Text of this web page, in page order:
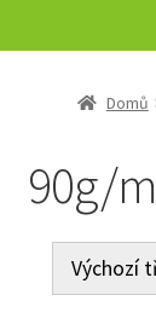
Jak nakupovat
Aktuality
Domů
90g/